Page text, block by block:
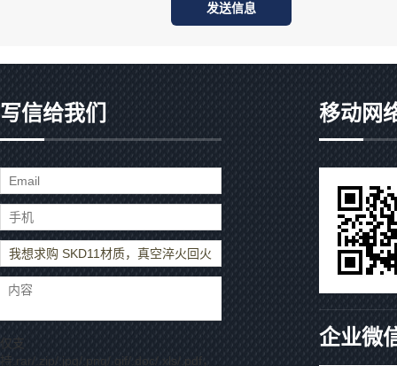
发送信息
写信给我们
仅支
持.rar/.zip/.jpg/.png/.gif/.doc/.xls/.pdf，
移动网
企业微